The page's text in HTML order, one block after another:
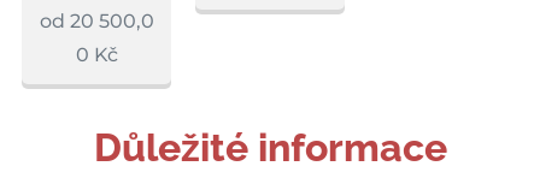
od 20 500,0
0 Kč
Důležité informace